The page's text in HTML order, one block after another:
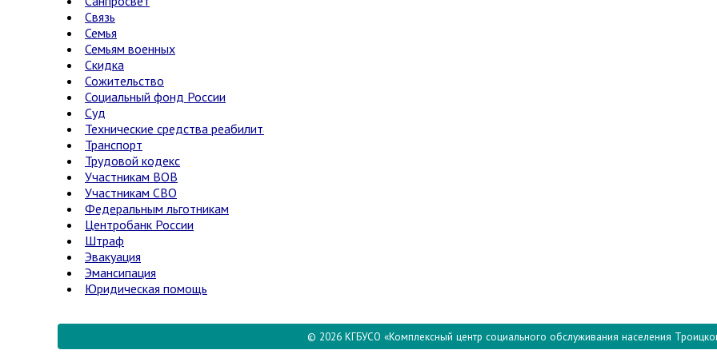
Связь
Семья
Семьям военных
Скидка
Сожительство
Социальный фонд России
Суд
Технические средства реабилитации
Транспорт
Трудовой кодекс
Участникам ВОВ
Участникам СВО
Федеральным льготникам
Центробанк России
Штраф
Эвакуация
Эмансипация
Юридическая помощь
© 2026 КГБУСО «Комплексный центр социального обслуживания населения